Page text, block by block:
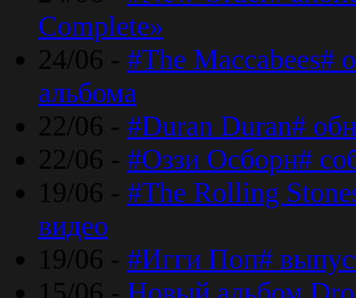
Complete»
24/06 - #The Maccabees#
альбома
22/06 - #Duran Duran#
22/06 - #Оззи Осборн#
19/06 - #The Rolling
видео
19/06 - #Игги Поп#